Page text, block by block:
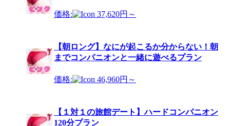
価格: 37,620円～
【朝ロング】なにが起こるか分からない！朝
までコンパニオンと一緒に遊べるプラン
価格: 46,960円～
【１対１の旅館デート】ハードコンパニオン
120分プラン